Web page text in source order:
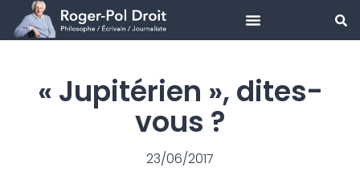
Aller
« Jupitérien », dites-
vous ?
23/06/2017